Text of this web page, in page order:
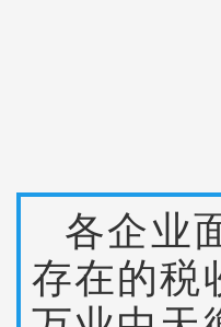
各企业
存在的税